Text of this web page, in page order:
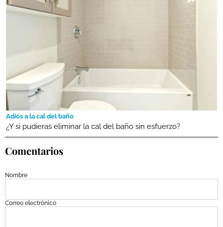
Adiós a la cal del baño
¿Y si pudieras eliminar la cal del baño sin esfuerzo?
Comentarios
Nombre
Correo electrónico